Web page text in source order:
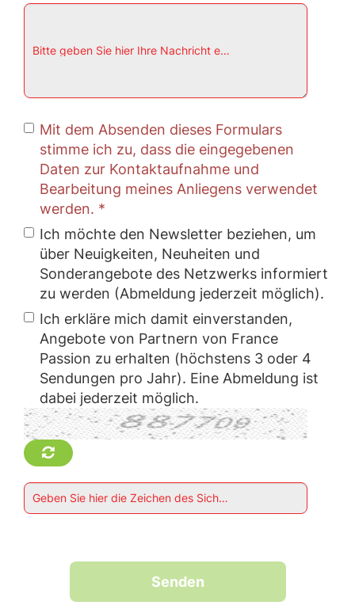
Bitte geben Sie hier Ihre Nachricht ein *
Mit dem Absenden dieses Formulars
stimme ich zu, dass die eingegebenen
Daten zur Kontaktaufnahme und
Bearbeitung meines Anliegens verwendet
werden. *
Ich möchte den Newsletter beziehen, um
über Neuigkeiten, Neuheiten und
Sonderangebote des Netzwerks informiert
zu werden (Abmeldung jederzeit möglich).
Ich erkläre mich damit einverstanden,
Angebote von Partnern von France
Passion zu erhalten (höchstens 3 oder 4
Sendungen pro Jahr). Eine Abmeldung ist
dabei jederzeit möglich.
Geben Sie hier die Zeichen des Sicherheitscodes ein : *
Senden